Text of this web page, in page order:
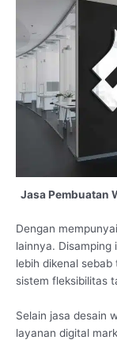
Jasa Pembuatan
Dengan
lainnya. Disamping
lebih dikenal
sistem fleksibilitas
Selain jasa desain
layanan digital